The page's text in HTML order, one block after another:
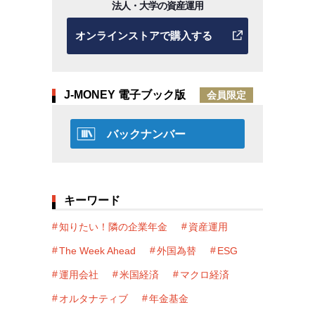
法人・大学の資産運用
オンラインストアで購入する
J-MONEY 電子ブック版 会員限定
バックナンバー
キーワード
知りたい！隣の企業年金 資産運用
The Week Ahead 外国為替 ESG
運用会社 米国経済 マクロ経済
オルタナティブ 年金基金